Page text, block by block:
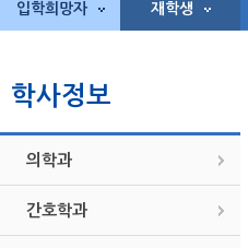
입학희망자 재학생
학사정보
의학과
간호학과